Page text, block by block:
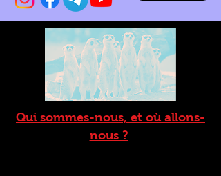
Qui sommes-nous, et où allons-
nous ?